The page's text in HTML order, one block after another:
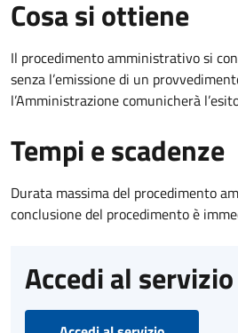
Cosa si ottiene
Il procedimento amministrativo si
senza l’emissione di un
l’Amministrazione comunicherà
Tempi e scadenze
Durata massima del procedimento
conclusione del procedimento è
Accedi al servizio